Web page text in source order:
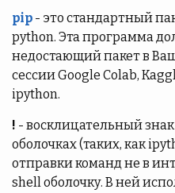
pip - это стандартный
python. Эта программа
недостающий пакет в
сессии Google Colab,
ipython.
! - восклицательный
оболочках (таких, как
отправки команд не в
shell оболочку. В ней